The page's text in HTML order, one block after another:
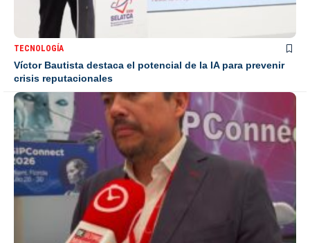
TECNOLOGÍA
Víctor Bautista destaca el potencial de la IA para prevenir
crisis reputacionales